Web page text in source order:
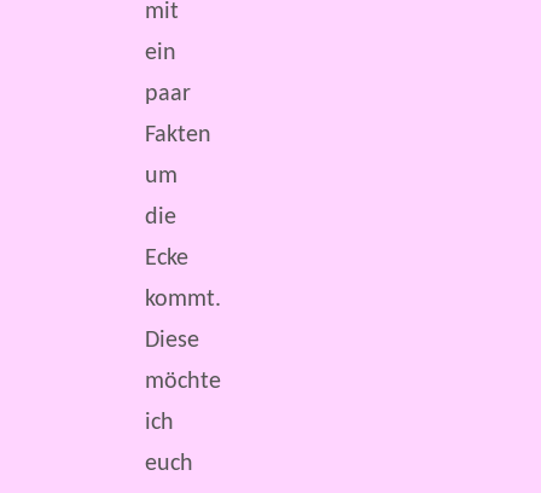
mit
ein
paar
Fakten
um
die
Ecke
kommt.
Diese
möchte
ich
euch